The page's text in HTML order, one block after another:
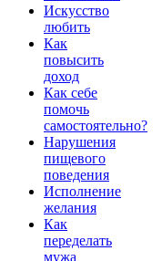
Искусство
любить
Как
повысить
доход
Как себе
помочь
самостоятельно?
Нарушения
пищевого
поведения
Исполнение
желания
Как
переделать
мужа